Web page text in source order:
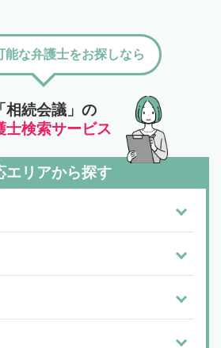
「相続会議」の
士検索サービス
能な弁護士をお探しなら
エリアから探す